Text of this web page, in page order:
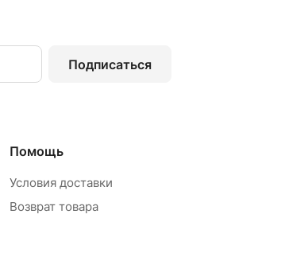
Подписаться
Помощь
Условия доставки
Возврат товара